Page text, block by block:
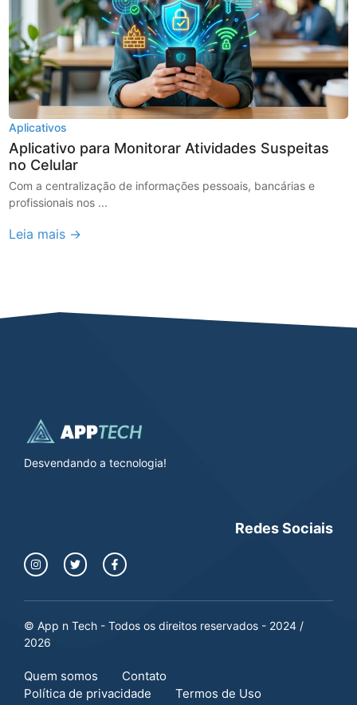
Aplicativos
Aplicativo para Monitorar Atividades Suspeitas
no Celular
Com a centralização de informações pessoais, bancárias e
profissionais nos ...
Leia mais →
Desvendando a tecnologia!
Redes Sociais
© App n Tech - Todos os direitos reservados - 2024 /
2026
Quem somos
Contato
Política de privacidade
Termos de Uso